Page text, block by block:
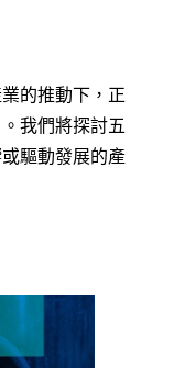
的推動下，正
我們將探討五
驅動發展的產